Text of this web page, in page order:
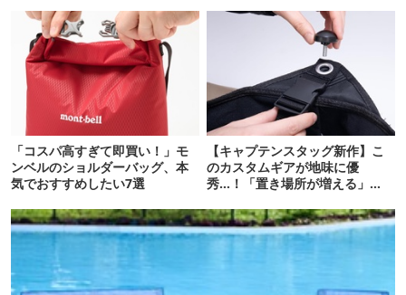
「コスパ高すぎて即買い！」モ
ンベルのショルダーバッグ、本
気でおすすめしたい7選
【キャプテンスタッグ新作】こ
のカスタムギアが地味に優
秀…！「置き場所が増える」